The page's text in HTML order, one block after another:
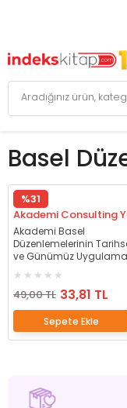
Basel
%31
Akademi Consulting
Akademi Basel
Düzenlemelerinin
ve Günümüz
Babuşcu Akademi
Yayınları
49,00 TL 33,81 TL
Sepete Ekle